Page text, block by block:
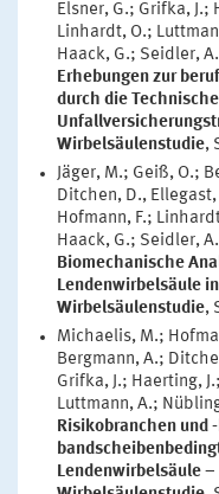
Elsner, G.; Grifka, J.;
Linhardt, O.;
Haack, G.; Seidler,
Erhebungen zur
durch die
Wirbelsäulenstudie,
Jäger, M.; Geiß, O.;
Ditchen, D., Ellegast,
Hofmann, F.;
Haack, G.; Seidler,
Biomechanische
Lendenwirbelsäule
Wirbelsäulenstudie,
Michaelis, M.;
Bergmann, A.;
Grifka, J.; Haerting,
Luttmann, A.;
Risikobranchen und
Lendenwirbelsäule –